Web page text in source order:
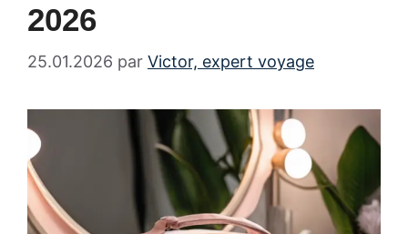
2026
25.01.2026 par Victor, expert voyage